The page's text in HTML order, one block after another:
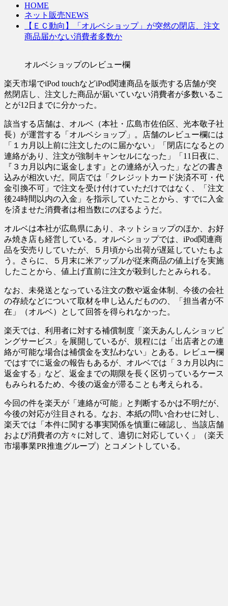
HOME
ネット販売NEWS
【ＥＣ動向】「オルベショップ」が突然の閉店、注文
商品届かない消費者多数か
オルベショップのレビュー欄
楽天市場でiPod touchなどiPod関連商品を販売する店舗が突
然閉店し、注文した商品が届いていない消費者が多数いるこ
とが12日までに分かった。
該当する店舗は、オルベ（本社・広島市佐伯区、光本敬子社
長）が運営する「オルベショップ」。店舗のレビュー欄には
「１カ月以上前に注文したのに届かない」「閉店になるとの
連絡があり、注文が強制キャンセルになった」「11日夜に、
『３カ月以内に返金します』との連絡が入った」などの書き
込みが相次いだ。同店では「クレジットカード決済不可・代
金引換不可」で注文を受け付けていただけではなく、「注文
後24時間以内の入金」を指示していたことから、すでに入金
を済ませた消費者は相当数にのぼるようだ。
オルベは本社が広島県にあり、ネットショップのほか、お好
み焼き店も経営している。オルベショップでは、iPod関連商
品を安売りしていたが、５月頃から出荷が遅延していたもよ
う。さらに、５月末に米アップルが従来商品の値上げを実施
したことから、値上げ直前に注文が殺到したとみられる。
なお、未発送となっている注文の数や返金体制、今後の会社
の存続などについて取材を申し込んだものの、「担当者が不
在」（オルベ）として回答を得られなかった。
楽天では、利用者に対する補償制度「楽天あんしんショッピ
ングサービス」を展開しているが、規程には「出店者との連
絡が可能な場合は補償金を支払わない」とある。レビュー欄
ではすでに返金の報告もあるが、オルベでは「３カ月以内に
返金する」など、返金までの期限を長く区切っているケース
もみられるため、今後の返金が滞ることも考えられる。
今回の件を楽天が「連絡が可能」と判断するかは不明だが、
今後の対応が注目される。なお、本紙の問い合わせに対し、
楽天では「本件に関する事実関係を慎重に確認し、当該店舗
および消費者の方々に対して、適切に対応していく」（楽天
市場事業PR推進グループ）とコメントしている。